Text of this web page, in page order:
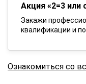
Акция «2=3 или
Закажи
квалификации и
Ознакомиться со